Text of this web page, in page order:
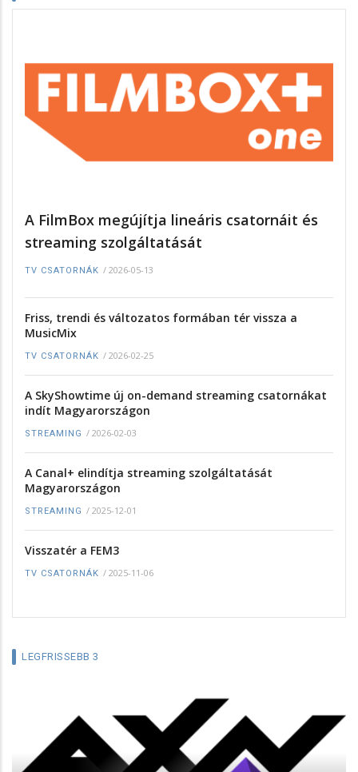
A FilmBox megújítja lineáris csatornáit és
streaming szolgáltatását
TV CSATORNÁK / 2026-05-13
Friss, trendi és változatos formában tér vissza a
MusicMix
TV CSATORNÁK / 2026-02-25
A SkyShowtime új on-demand streaming csatornákat
indít Magyarországon
STREAMING / 2026-02-03
A Canal+ elindítja streaming szolgáltatását
Magyarországon
STREAMING / 2025-12-01
Visszatér a FEM3
TV CSATORNÁK / 2025-11-06
LEGFRISSEBB 3